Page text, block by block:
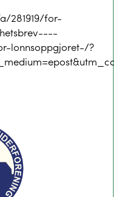
281919/for-
lonnsoppgjoret-/?